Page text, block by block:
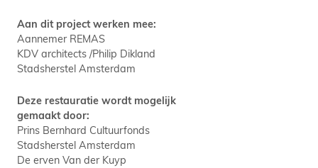
Aan dit project werken mee:
Aannemer REMAS
KDV architects /Philip Dikland
Stadsherstel Amsterdam
Deze restauratie wordt mogelijk
gemaakt door:
Prins Bernhard Cultuurfonds
Stadsherstel Amsterdam
De erven Van der Kuyp